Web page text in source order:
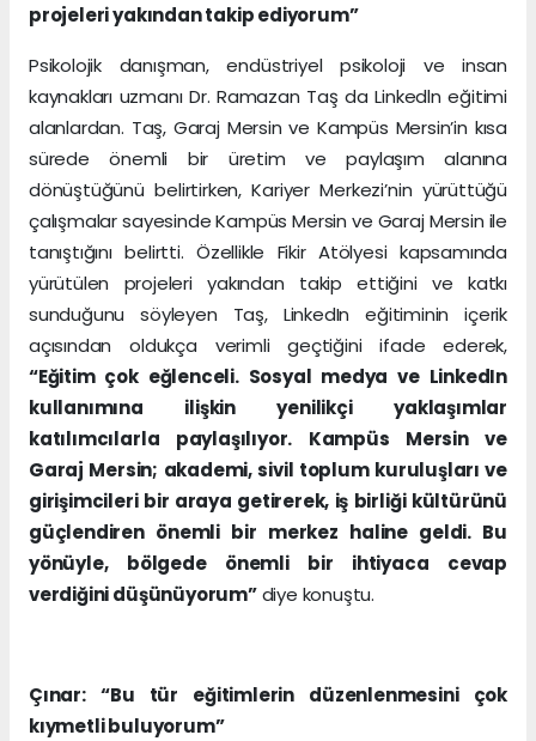
projeleri yakından takip ediyorum”
Psikolojik danışman, endüstriyel psikoloji ve insan
kaynakları uzmanı Dr. Ramazan Taş da Linkedln eğitimi
alanlardan. Taş, Garaj Mersin ve Kampüs Mersin’in kısa
sürede önemli bir üretim ve paylaşım alanına
dönüştüğünü belirtirken, Kariyer Merkezi’nin yürüttüğü
çalışmalar sayesinde Kampüs Mersin ve Garaj Mersin ile
tanıştığını belirtti. Özellikle Fikir Atölyesi kapsamında
yürütülen projeleri yakından takip ettiğini ve katkı
sunduğunu söyleyen Taş, LinkedIn eğitiminin içerik
açısından oldukça verimli geçtiğini ifade ederek,
“Eğitim çok eğlenceli. Sosyal medya ve LinkedIn
kullanımına ilişkin yenilikçi yaklaşımlar
katılımcılarla paylaşılıyor. Kampüs Mersin ve
Garaj Mersin; akademi, sivil toplum kuruluşları ve
girişimcileri bir araya getirerek, iş birliği kültürünü
güçlendiren önemli bir merkez haline geldi. Bu
yönüyle, bölgede önemli bir ihtiyaca cevap
verdiğini düşünüyorum”diye konuştu.
Çınar: “Bu tür eğitimlerin düzenlenmesini çok
kıymetli buluyorum”